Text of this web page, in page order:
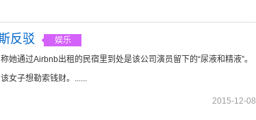
反驳
娱乐
她通过Airbnb出租的民宿里到处是该公司演员留下的“尿液和精液”。
女子想勒索钱财。......
2015-12-08